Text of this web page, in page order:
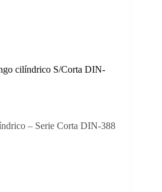
cilíndrico S/Corta DIN-
– Serie Corta DIN-388